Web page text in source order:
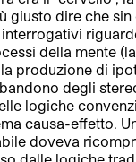
giusto dire che sin
della mente
produzione di
degli
logiche
causa-effetto.
doveva